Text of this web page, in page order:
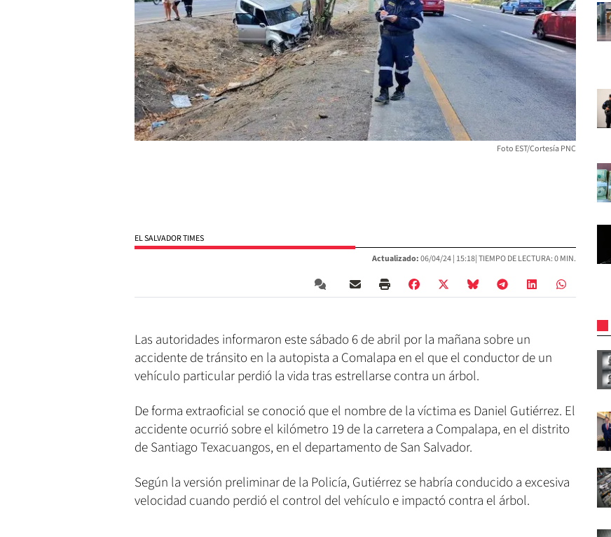
Foto EST/Cortesía PNC
EL SALVADOR TIMES
Actualizado:06/04/24 | 15:18| TIEMPO DE LECTURA: 0 MIN.
Las autoridades informaron este sábado 6 de abril por la mañana sobre un
accidente de tránsito en la autopista a Comalapa en el que el conductor de un
vehículo particular perdió la vida tras estrellarse contra un árbol.
De forma extraoficial se conoció que el nombre de la víctima es Daniel Gutiérrez. El
accidente ocurrió sobre el kilómetro 19 de la carretera a Compalapa, en el distrito
de Santiago Texacuangos, en el departamento de San Salvador.
Según la versión preliminar de la Policía, Gutiérrez se habría conducido a excesiva
velocidad cuando perdió el control del vehículo e impactó contra el árbol.